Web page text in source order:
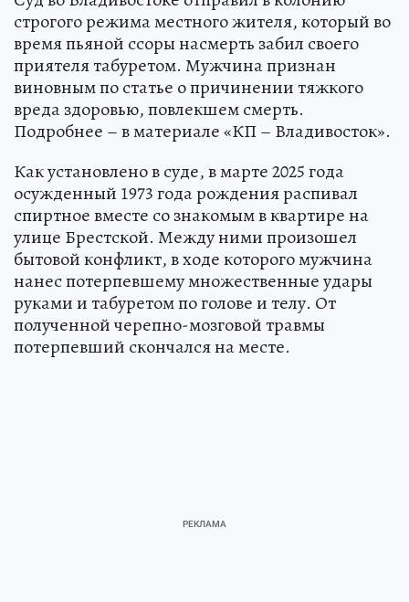
строгого режима местного жителя, который во
время пьяной ссоры насмерть забил своего
приятеля табуретом. Мужчина признан
виновным по статье о причинении тяжкого
вреда здоровью, повлекшем смерть.
Подробнее – в материале «КП – Владивосток».
Как установлено в суде, в марте 2025 года
осужденный 1973 года рождения распивал
спиртное вместе со знакомым в квартире на
улице Брестской. Между ними произошел
бытовой конфликт, в ходе которого мужчина
нанес потерпевшему множественные удары
руками и табуретом по голове и телу. От
полученной черепно-мозговой травмы
потерпевший скончался на месте.